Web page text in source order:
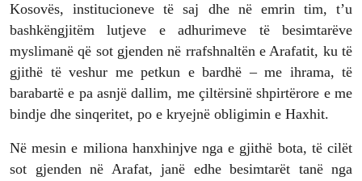
Kosovës, institucioneve të saj dhe në emrin tim, t’u
bashkëngjitëm lutjeve e adhurimeve të besimtarëve
myslimanë që sot gjenden në rrafshnaltën e Arafatit, ku të
gjithë të veshur me petkun e bardhë – me ihrama, të
barabartë e pa asnjë dallim, me çiltërsinë shpirtërore e me
bindje dhe sinqeritet, po e kryejnë obligimin e Haxhit.
Në mesin e miliona hanxhinjve nga e gjithë bota, të cilët
sot gjenden në Arafat, janë edhe besimtarët tanë nga